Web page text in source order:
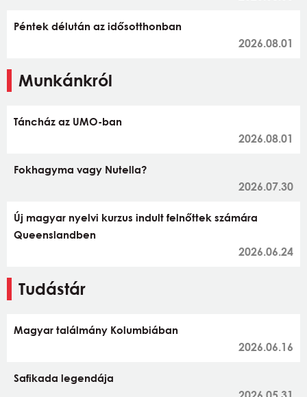
Péntek délután az idősotthonban
2026.08.01
Munkánkról
Táncház az UMO-ban
2026.08.01
Fokhagyma vagy Nutella?
2026.07.30
Új magyar nyelvi kurzus indult felnőttek számára
Queenslandben
2026.06.24
Tudástár
Magyar találmány Kolumbiában
2026.06.16
Safikada legendája